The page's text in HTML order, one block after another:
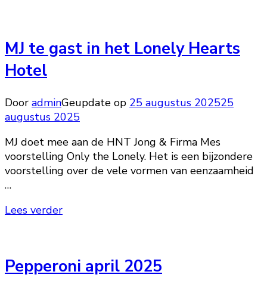
MJ te gast in het Lonely Hearts
Hotel
Door adminGeupdate op 25 augustus 202525
augustus 2025
MJ doet mee aan de HNT Jong & Firma Mes
voorstelling Only the Lonely. Het is een bijzondere
voorstelling over de vele vormen van eenzaamheid
…
Lees verder
Pepperoni april 2025